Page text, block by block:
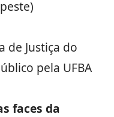
de Justiça do
pela UFBA
faces da